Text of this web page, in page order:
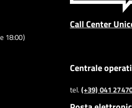
18:00)
Call Center
Centrale
tel.(+39) 041